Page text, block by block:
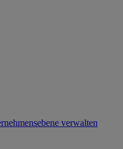
verwalten